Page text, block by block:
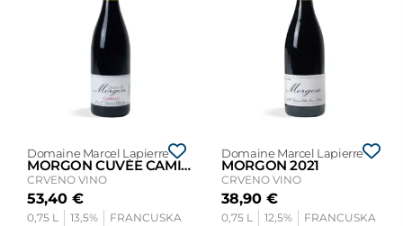
Domaine Marcel Lapierre
MORGON CUVÉE CAMILLE 2020
CRVENO VINO
53,40 €
0,75 L 13,5% FRANCUSKA
Domaine Marcel Lapierre
MORGON 2021
CRVENO VINO
38,90€
0,75 L 12,5% FRANCUSKA